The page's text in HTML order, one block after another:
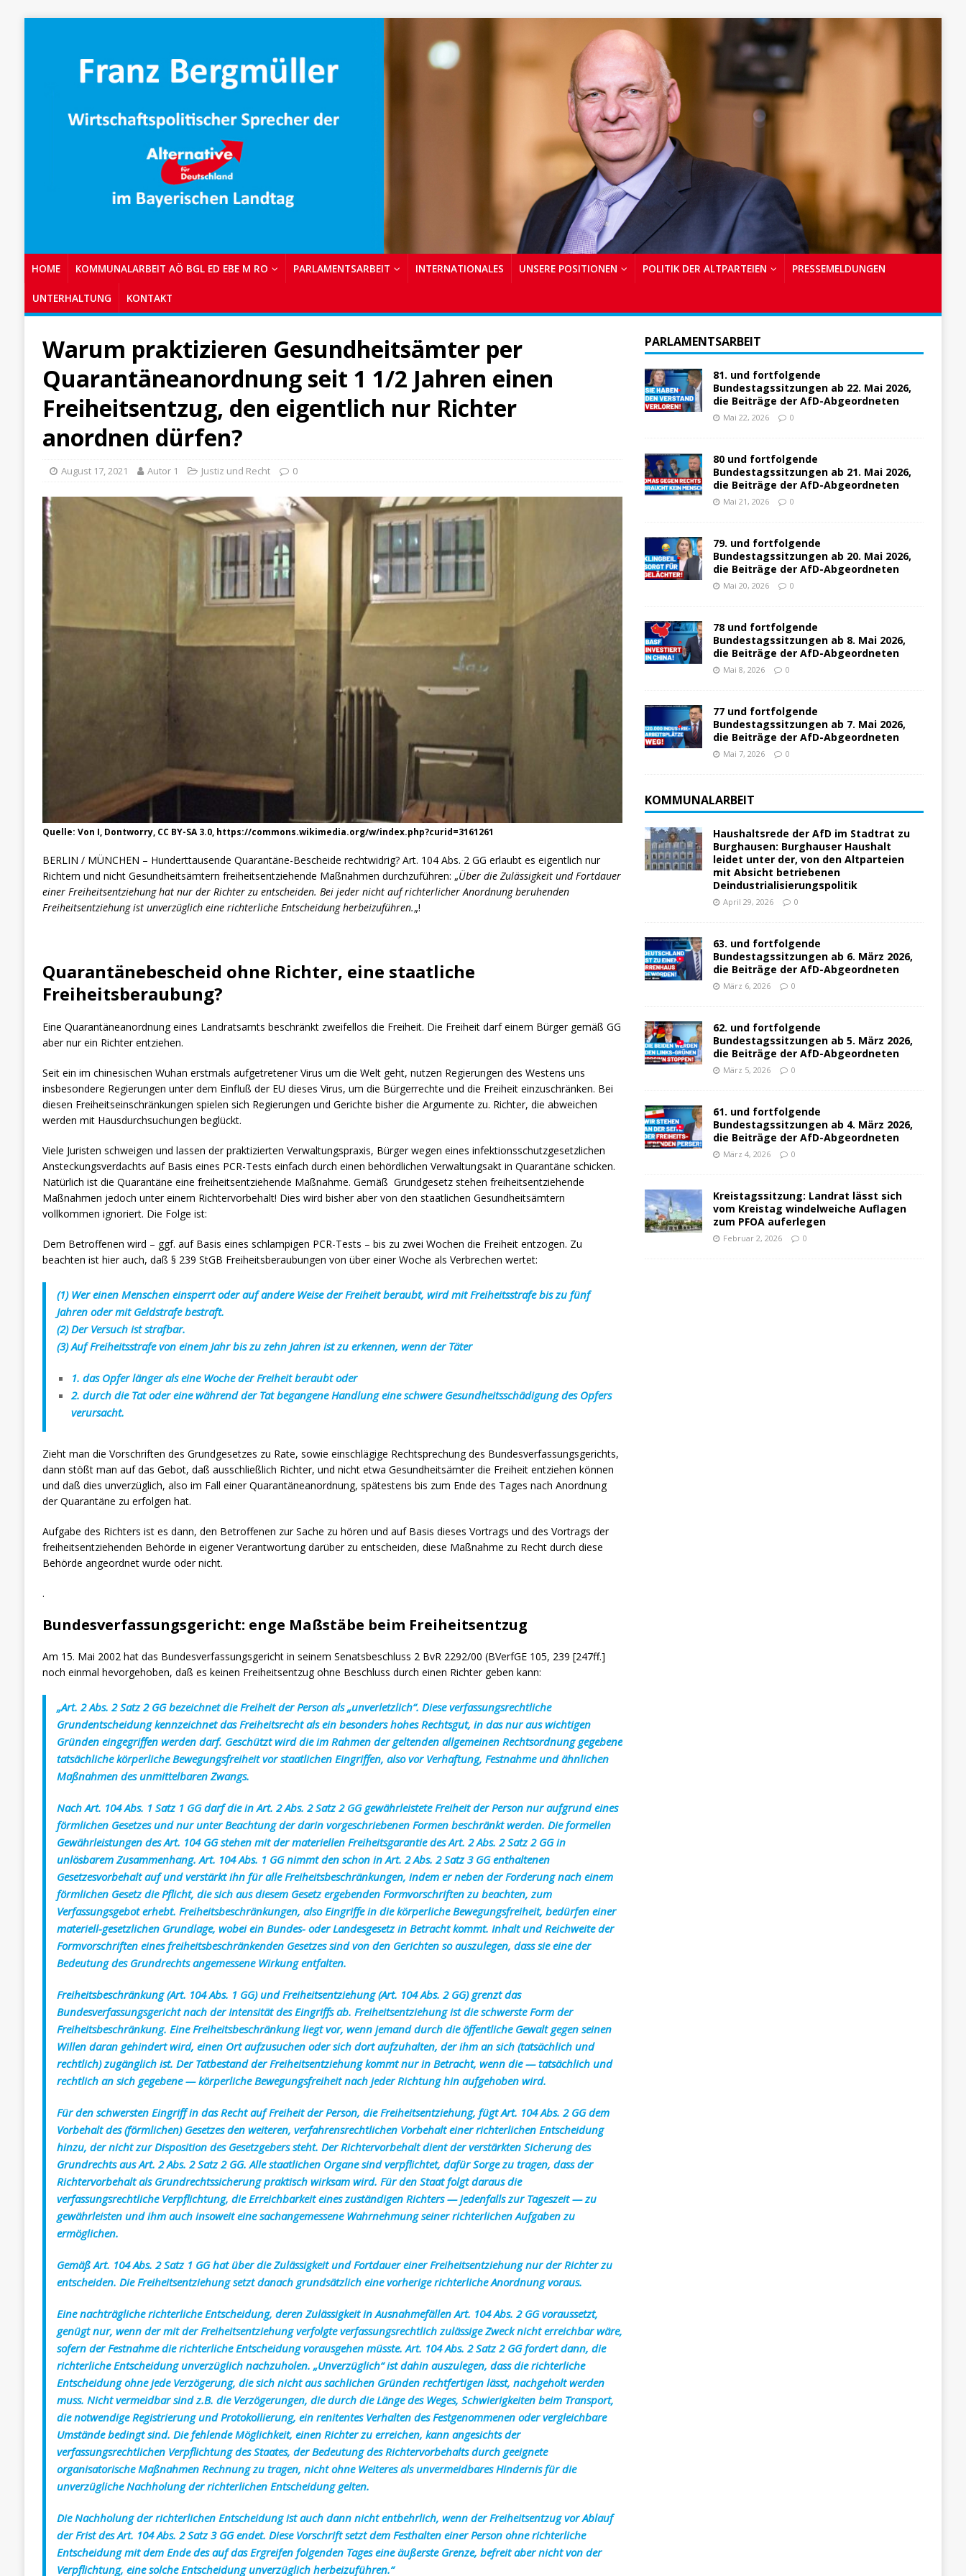
HOME KOMMUNALARBEIT AÖ BGL ED EBE M RO PARLAMENTSARBEIT INTERNATIONALES UNSERE POSITIONEN POLITIK DER ALTPARTEIEN PRESSEMELDUNGEN
UNTERHALTUNG KONTAKT
Warum praktizieren Gesundheitsämter per
Quarantäneanordnung seit 1 1/2 Jahren einen
Freiheitsentzug, den eigentlich nur Richter
anordnen dürfen?
August 17, 2021 Autor 1 Justiz und Recht 0
Quelle: Von I, Dontworry, CC BY-SA 3.0, https://commons.wikimedia.org/w/index.php?curid=3161261
BERLIN / MÜNCHEN – Hunderttausende Quarantäne-Bescheide rechtwidrig? Art. 104 Abs. 2 GG erlaubt es eigentlich nur
Richtern und nicht Gesundheitsämtern freiheitsentziehende Maßnahmen durchzuführen: „Über die Zulässigkeit und Fortdauer
einer Freiheitsentziehung hat nur der Richter zu entscheiden. Bei jeder nicht auf richterlicher Anordnung beruhenden
Freiheitsentziehung ist unverzüglich eine richterliche Entscheidung herbeizuführen.„!
Quarantänebescheid ohne Richter, eine staatliche
Freiheitsberaubung?
Eine Quarantäneanordnung eines Landratsamts beschränkt zweifellos die Freiheit. Die Freiheit darf einem Bürger gemäß GG
aber nur ein Richter entziehen.
Seit ein im chinesischen Wuhan erstmals aufgetretener Virus um die Welt geht, nutzen Regierungen des Westens uns
insbesondere Regierungen unter dem Einfluß der EU dieses Virus, um die Bürgerrechte und die Freiheit einzuschränken. Bei
diesen Freiheitseinschränkungen spielen sich Regierungen und Gerichte bisher die Argumente zu. Richter, die abweichen
werden mit Hausdurchsuchungen beglückt.
Viele Juristen schweigen und lassen der praktizierten Verwaltungspraxis, Bürger wegen eines infektionsschutzgesetzlichen
Ansteckungsverdachts auf Basis eines PCR-Tests einfach durch einen behördlichen Verwaltungsakt in Quarantäne schicken.
Natürlich ist die Quarantäne eine freiheitsentziehende Maßnahme. Gemäß Grundgesetz stehen freiheitsentziehende
Maßnahmen jedoch unter einem Richtervorbehalt! Dies wird bisher aber von den staatlichen Gesundheitsämtern
vollkommen ignoriert. Die Folge ist:
Dem Betroffenen wird – ggf. auf Basis eines schlampigen PCR-Tests – bis zu zwei Wochen die Freiheit entzogen. Zu
beachten ist hier auch, daß § 239 StGB Freiheitsberaubungen von über einer Woche als Verbrechen wertet:
(1) Wer einen Menschen einsperrt oder auf andere Weise der Freiheit beraubt, wird mit Freiheitsstrafe bis zu fünf
Jahren oder mit Geldstrafe bestraft.
(2) Der Versuch ist strafbar.
(3) Auf Freiheitsstrafe von einem Jahr bis zu zehn Jahren ist zu erkennen, wenn der Täter
1. das Opfer länger als eine Woche der Freiheit beraubt oder
2. durch die Tat oder eine während der Tat begangene Handlung eine schwere Gesundheitsschädigung des Opfers
verursacht.
Zieht man die Vorschriften des Grundgesetzes zu Rate, sowie einschlägige Rechtsprechung des Bundesverfassungsgerichts,
dann stößt man auf das Gebot, daß ausschließlich Richter, und nicht etwa Gesundheitsämter die Freiheit entziehen können
und daß dies unverzüglich, also im Fall einer Quarantäneanordnung, spätestens bis zum Ende des Tages nach Anordnung
der Quarantäne zu erfolgen hat.
Aufgabe des Richters ist es dann, den Betroffenen zur Sache zu hören und auf Basis dieses Vortrags und des Vortrags der
freiheitsentziehenden Behörde in eigener Verantwortung darüber zu entscheiden, diese Maßnahme zu Recht durch diese
Behörde angeordnet wurde oder nicht.
.
Bundesverfassungsgericht: enge Maßstäbe beim Freiheitsentzug
Am 15. Mai 2002 hat das Bundesverfassungsgericht in seinem Senatsbeschluss 2 BvR 2292/00 (BVerfGE 105, 239 [247ff.]
noch einmal hevorgehoben, daß es keinen Freiheitsentzug ohne Beschluss durch einen Richter geben kann:
„Art. 2 Abs. 2 Satz 2 GG bezeichnet die Freiheit der Person als „unverletzlich“. Diese verfassungsrechtliche
Grundentscheidung kennzeichnet das Freiheitsrecht als ein besonders hohes Rechtsgut, in das nur aus wichtigen
Gründen eingegriffen werden darf. Geschützt wird die im Rahmen der geltenden allgemeinen Rechtsordnung gegebene
tatsächliche körperliche Bewegungsfreiheit vor staatlichen Eingriffen, also vor Verhaftung, Festnahme und ähnlichen
Maßnahmen des unmittelbaren Zwangs.
Nach Art. 104 Abs. 1 Satz 1 GG darf die in Art. 2 Abs. 2 Satz 2 GG gewährleistete Freiheit der Person nur aufgrund eines
förmlichen Gesetzes und nur unter Beachtung der darin vorgeschriebenen Formen beschränkt werden. Die formellen
Gewährleistungen des Art. 104 GG stehen mit der materiellen Freiheitsgarantie des Art. 2 Abs. 2 Satz 2 GG in
unlösbarem Zusammenhang. Art. 104 Abs. 1 GG nimmt den schon in Art. 2 Abs. 2 Satz 3 GG enthaltenen
Gesetzesvorbehalt auf und verstärkt ihn für alle Freiheitsbeschränkungen, indem er neben der Forderung nach einem
förmlichen Gesetz die Pflicht, die sich aus diesem Gesetz ergebenden Formvorschriften zu beachten, zum
Verfassungsgebot erhebt. Freiheitsbeschränkungen, also Eingriffe in die körperliche Bewegungsfreiheit, bedürfen einer
materiell-gesetzlichen Grundlage, wobei ein Bundes- oder Landesgesetz in Betracht kommt. Inhalt und Reichweite der
Formvorschriften eines freiheitsbeschränkenden Gesetzes sind von den Gerichten so auszulegen, dass sie eine der
Bedeutung des Grundrechts angemessene Wirkung entfalten.
Freiheitsbeschränkung (Art. 104 Abs. 1 GG) und Freiheitsentziehung (Art. 104 Abs. 2 GG) grenzt das
Bundesverfassungsgericht nach der Intensität des Eingriffs ab. Freiheitsentziehung ist die schwerste Form der
Freiheitsbeschränkung. Eine Freiheitsbeschränkung liegt vor, wenn jemand durch die öffentliche Gewalt gegen seinen
Willen daran gehindert wird, einen Ort aufzusuchen oder sich dort aufzuhalten, der ihm an sich (tatsächlich und
rechtlich) zugänglich ist. Der Tatbestand der Freiheitsentziehung kommt nur in Betracht, wenn die — tatsächlich und
rechtlich an sich gegebene — körperliche Bewegungsfreiheit nach jeder Richtung hin aufgehoben wird.
Für den schwersten Eingriff in das Recht auf Freiheit der Person, die Freiheitsentziehung, fügt Art. 104 Abs. 2 GG dem
Vorbehalt des (förmlichen) Gesetzes den weiteren, verfahrensrechtlichen Vorbehalt einer richterlichen Entscheidung
hinzu, der nicht zur Disposition des Gesetzgebers steht. Der Richtervorbehalt dient der verstärkten Sicherung des
Grundrechts aus Art. 2 Abs. 2 Satz 2 GG. Alle staatlichen Organe sind verpflichtet, dafür Sorge zu tragen, dass der
Richtervorbehalt als Grundrechtssicherung praktisch wirksam wird. Für den Staat folgt daraus die
verfassungsrechtliche Verpflichtung, die Erreichbarkeit eines zuständigen Richters — jedenfalls zur Tageszeit — zu
gewährleisten und ihm auch insoweit eine sachangemessene Wahrnehmung seiner richterlichen Aufgaben zu
ermöglichen.
Gemäß Art. 104 Abs. 2 Satz 1 GG hat über die Zulässigkeit und Fortdauer einer Freiheitsentziehung nur der Richter zu
entscheiden. Die Freiheitsentziehung setzt danach grundsätzlich eine vorherige richterliche Anordnung voraus.
Eine nachträgliche richterliche Entscheidung, deren Zulässigkeit in Ausnahmefällen Art. 104 Abs. 2 GG voraussetzt,
genügt nur, wenn der mit der Freiheitsentziehung verfolgte verfassungsrechtlich zulässige Zweck nicht erreichbar wäre,
sofern der Festnahme die richterliche Entscheidung vorausgehen müsste. Art. 104 Abs. 2 Satz 2 GG fordert dann, die
richterliche Entscheidung unverzüglich nachzuholen. „Unverzüglich“ ist dahin auszulegen, dass die richterliche
Entscheidung ohne jede Verzögerung, die sich nicht aus sachlichen Gründen rechtfertigen lässt, nachgeholt werden
muss. Nicht vermeidbar sind z.B. die Verzögerungen, die durch die Länge des Weges, Schwierigkeiten beim Transport,
die notwendige Registrierung und Protokollierung, ein renitentes Verhalten des Festgenommenen oder vergleichbare
Umstände bedingt sind. Die fehlende Möglichkeit, einen Richter zu erreichen, kann angesichts der
verfassungsrechtlichen Verpflichtung des Staates, der Bedeutung des Richtervorbehalts durch geeignete
organisatorische Maßnahmen Rechnung zu tragen, nicht ohne Weiteres als unvermeidbares Hindernis für die
unverzügliche Nachholung der richterlichen Entscheidung gelten.
Die Nachholung der richterlichen Entscheidung ist auch dann nicht entbehrlich, wenn der Freiheitsentzug vor Ablauf
der Frist des Art. 104 Abs. 2 Satz 3 GG endet. Diese Vorschrift setzt dem Festhalten einer Person ohne richterliche
Entscheidung mit dem Ende des auf das Ergreifen folgenden Tages eine äußerste Grenze, befreit aber nicht von der
Verpflichtung, eine solche Entscheidung unverzüglich herbeizuführen.“
PARLAMENTSARBEIT
81. und fortfolgende
Bundestagssitzungen ab 22. Mai 2026,
die Beiträge der AfD-Abgeordneten
Mai 22, 2026 0
80 und fortfolgende
Bundestagssitzungen ab 21. Mai 2026,
die Beiträge der AfD-Abgeordneten
Mai 21, 2026 0
79. und fortfolgende
Bundestagssitzungen ab 20. Mai 2026,
die Beiträge der AfD-Abgeordneten
Mai 20, 2026 0
78 und fortfolgende
Bundestagssitzungen ab 8. Mai 2026,
die Beiträge der AfD-Abgeordneten
Mai 8, 2026 0
77 und fortfolgende
Bundestagssitzungen ab 7. Mai 2026,
die Beiträge der AfD-Abgeordneten
Mai 7, 2026 0
KOMMUNALARBEIT
Haushaltsrede der AfD im Stadtrat zu
Burghausen: Burghauser Haushalt
leidet unter der, von den Altparteien
mit Absicht betriebenen
Deindustrialisierungspolitik
April 29, 2026 0
63. und fortfolgende
Bundestagssitzungen ab 6. März 2026,
die Beiträge der AfD-Abgeordneten
März 6, 2026 0
62. und fortfolgende
Bundestagssitzungen ab 5. März 2026,
die Beiträge der AfD-Abgeordneten
März 5, 2026 0
61. und fortfolgende
Bundestagssitzungen ab 4. März 2026,
die Beiträge der AfD-Abgeordneten
März 4, 2026 0
Kreistagssitzung: Landrat lässt sich
vom Kreistag windelweiche Auflagen
zum PFOA auferlegen
Februar 2, 2026 0